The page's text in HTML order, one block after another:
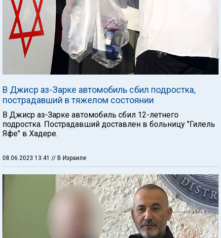
В Джиср аз-Зарке автомобиль сбил подростка,
пострадавший в тяжелом состоянии
В Джиср аз-Зарке автомобиль сбил 12-летнего
подростка. Пострадавший доставлен в больницу "Гилель
Яфе" в Хадере.
08.06.2023 13:41 // В Израиле